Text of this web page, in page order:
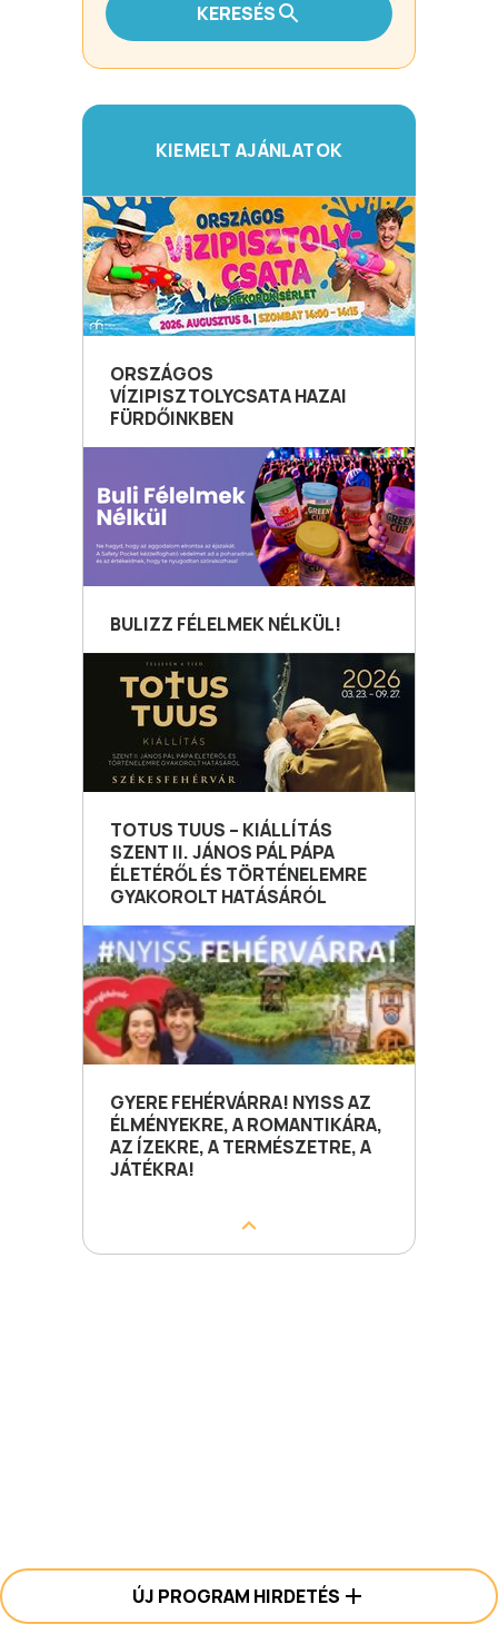
KERESÉS
KIEMELT AJÁNLATOK
ORSZÁGOS
VÍZIPISZTOLYCSATA HAZAI
FÜRDŐINKBEN
BULIZZ FÉLELMEK NÉLKÜL!
TOTUS TUUS – KIÁLLÍTÁS
SZENT II. JÁNOS PÁL PÁPA
ÉLETÉRŐL ÉS TÖRTÉNELEMRE
GYAKOROLT HATÁSÁRÓL
GYERE FEHÉRVÁRRA! NYISS AZ
ÉLMÉNYEKRE, A ROMANTIKÁRA,
AZ ÍZEKRE, A TERMÉSZETRE, A
JÁTÉKRA!
ÚJ PROGRAM HIRDETÉS